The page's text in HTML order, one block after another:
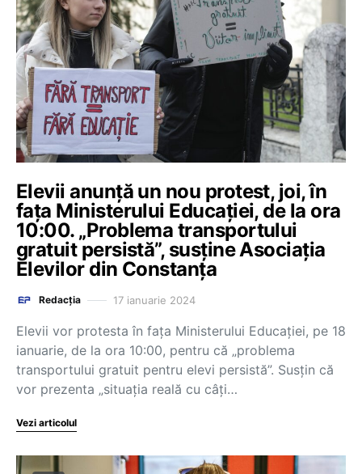
Elevii anunță un nou protest, joi, în
fața Ministerului Educației, de la ora
10:00. „Problema transportului
gratuit persistă”, susține Asociația
Elevilor din Constanța
Redacția 17 ianuarie 2024
Elevii vor protesta în fața Ministerului Educației, pe 18
ianuarie, de la ora 10:00, pentru că „problema
transportului gratuit pentru elevi persistă”. Susțin că
vor prezenta „situația reală cu câți…
Vezi articolul